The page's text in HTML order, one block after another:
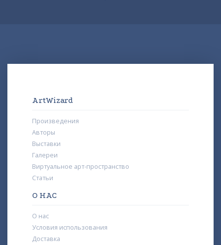
ArtWizard
Произведения
Авторы
Выставки
Галереи
Виртуальное арт-пространство
Статьи
О НАС
О нас
Условия использования
Доставка